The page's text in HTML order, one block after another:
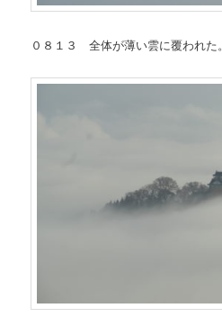
０８１３ 全体が薄い雲に覆われた。